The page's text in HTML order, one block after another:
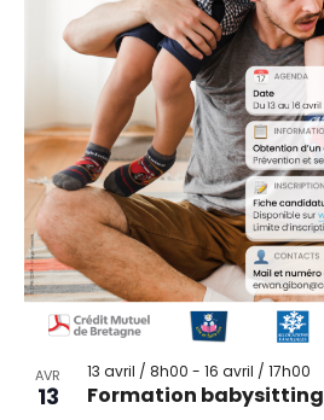
AVR
13 Formation babysitting
13 avril / 8h00 - 16 avril / 17h00